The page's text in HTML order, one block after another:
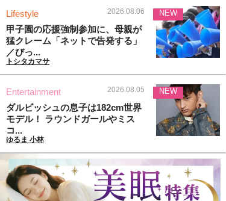
Lifestyle 2026.08.06
甲子園の応援強制参加に、母親が
猛クレーム「ネットで告発する」
／びっ...
トシタカマサ
NEW
Entertainment 2026.08.05
ダルビッシュの息子は182cm世界
モデル！ ラウンドガールやミス
コ...
ゆるま 小林
NEW